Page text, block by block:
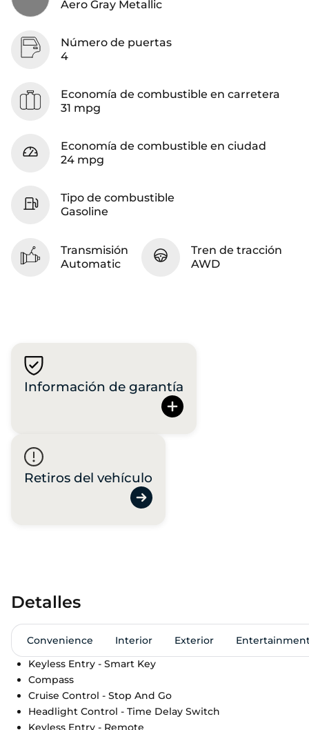
Aero Gray Metallic
Número de puertas
4
Economía de combustible en carretera
31 mpg
Economía de combustible en ciudad
24 mpg
Tipo de combustible
Gasoline
Transmisión
Automatic
Tren de tracción
AWD
Información de garantía
Retiros del vehículo
Detalles
Convenience Interior Exterior
Keyless Entry - Smart Key
Compass
Cruise Control - Stop And Go
Headlight Control - Time Delay Switch
Keyless Entry - Remote